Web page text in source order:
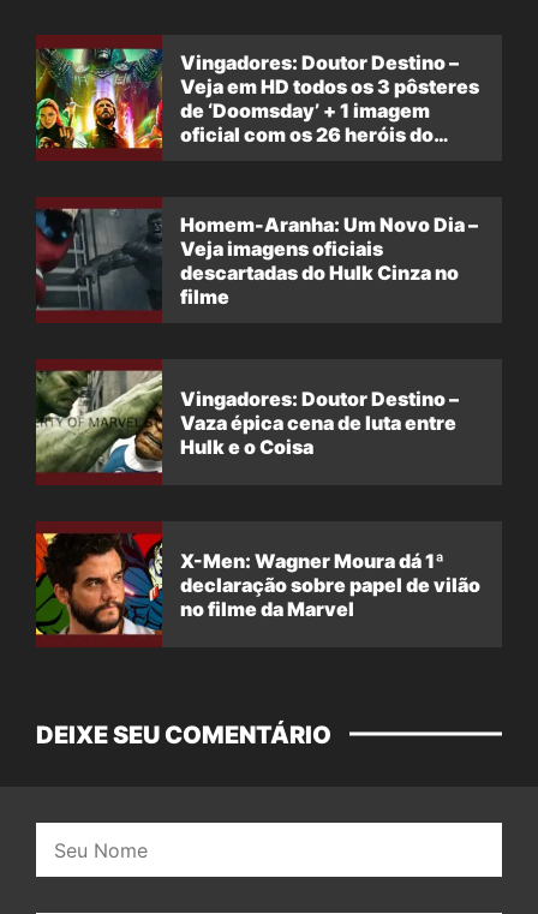
Vingadores: Doutor Destino –
Veja em HD todos os 3 pôsteres
de ‘Doomsday’ + 1 imagem
oficial com os 26 heróis do
Homem-Aranha: Um Novo Dia –
Veja imagens oficiais
descartadas do Hulk Cinza no
filme
Vingadores: Doutor Destino –
Vaza épica cena de luta entre
Hulk e o Coisa
X-Men: Wagner Moura dá 1ª
declaração sobre papel de vilão
no filme da Marvel
DEIXE SEU COMENTÁRIO